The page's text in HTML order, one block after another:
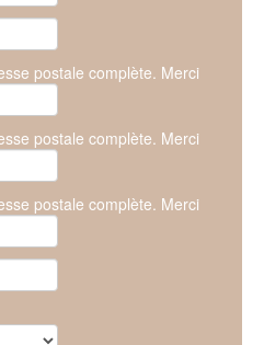
postale complète. Merci
postale complète. Merci
postale complète. Merci